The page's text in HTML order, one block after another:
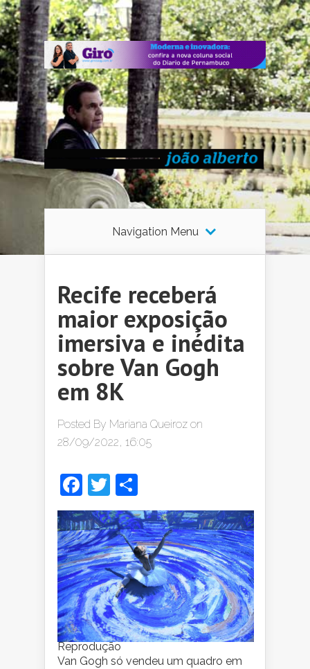
Navigation Menu
Recife receberá
maior exposição
imersiva e inédita
sobre Van Gogh
em 8K
Posted By Mariana Queiroz on
28/09/2022, 16:05
Facebook
Twitter
Reprodução
Van Gogh só vendeu um quadro em